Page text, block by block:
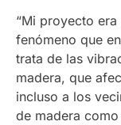
“Mi proyecto
fenómeno que
trata de las
madera, que
incluso a los
de madera